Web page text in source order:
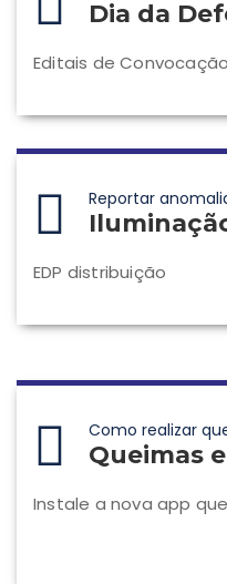
Dia da
Editais de Convocação
Reportar
EDP distribuição
Como realizar
Queimas
Instale a nova app